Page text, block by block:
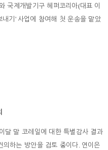
국제개발기구 헤퍼코리아(대표 이
기 ' 사업에 참여해 첫 운송을 맡았
달 말 코레일에 대한 특별감사 결과
의하는 방안을 검토 중이다. 연이은